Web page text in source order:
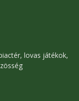
lovas játékok,